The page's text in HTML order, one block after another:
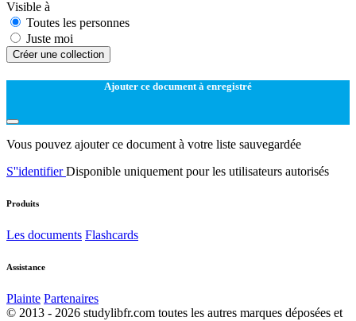
Visible à
Toutes les personnes
Juste moi
Créer une collection
Ajouter ce document à enregistré
Vous pouvez ajouter ce document à votre liste sauvegardée
S''identifierDisponible uniquement pour les utilisateurs autorisés
Produits
Les documents Flashcards
Assistance
Plainte Partenaires
© 2013 - 2026 studylibfr.com toutes les autres marques déposées et